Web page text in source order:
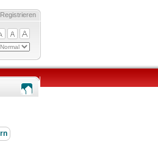
Registrieren